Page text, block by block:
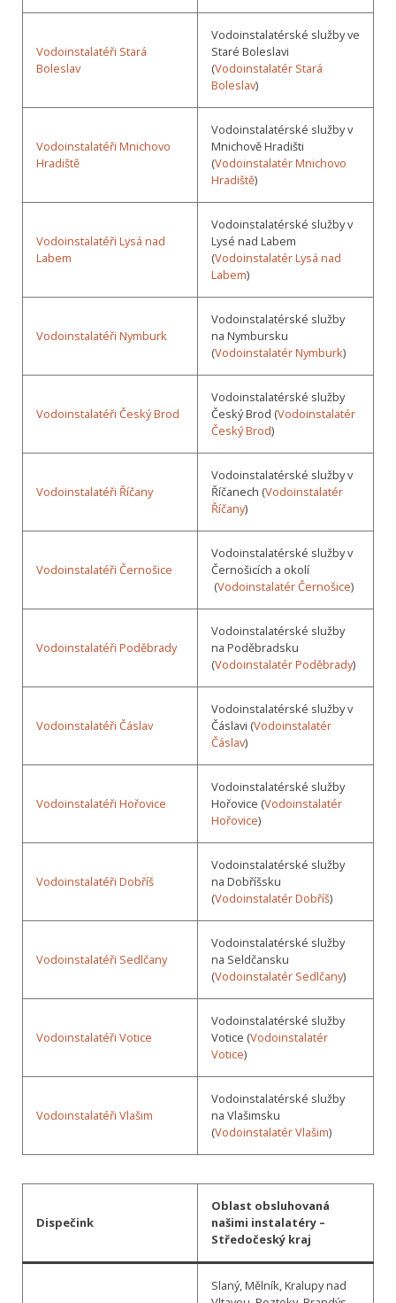
Vodoinstalatéři Stará
Boleslav
Vodoinstalatérské služby ve
Staré Boleslavi
(Vodoinstalatér Stará
Boleslav)
Vodoinstalatéři Mnichovo
Hradiště
Vodoinstalatérské služby v
Mnichově Hradišti
(Vodoinstalatér Mnichovo
Hradiště)
Vodoinstalatéři Lysá nad
Labem
Vodoinstalatérské služby v
Lysé nad Labem
(Vodoinstalatér Lysá nad
Labem)
Vodoinstalatéři Nymburk
Vodoinstalatérské služby
na Nymbursku
(Vodoinstalatér Nymburk)
Vodoinstalatéři Český Brod
Vodoinstalatérské služby
Český Brod (Vodoinstalatér
Český Brod)
Vodoinstalatéři Říčany
Vodoinstalatérské služby v
Říčanech (Vodoinstalatér
Říčany)
Vodoinstalatéři Černošice
Vodoinstalatérské služby v
Černošicích a okolí
(Vodoinstalatér Černošice)
Vodoinstalatéři Poděbrady
Vodoinstalatérské služby
na Poděbradsku
(Vodoinstalatér Poděbrady)
Vodoinstalatéři Čáslav
Vodoinstalatérské služby v
Čáslavi (Vodoinstalatér
Čáslav)
Vodoinstalatéři Hořovice
Vodoinstalatérské služby
Hořovice (Vodoinstalatér
Hořovice)
Vodoinstalatéři Dobříš
Vodoinstalatérské služby
na Dobříšsku
(Vodoinstalatér Dobříš)
Vodoinstalatéři Sedlčany
Vodoinstalatérské služby
na Seldčansku
(Vodoinstalatér Sedlčany)
Vodoinstalatéři Votice
Vodoinstalatérské služby
Votice (Vodoinstalatér
Votice)
Vodoinstalatéři Vlašim
Vodoinstalatérské služby
na Vlašimsku
(Vodoinstalatér Vlašim)
Dispečink
Oblast obsluhovaná
našimi instalatéry –
Středočeský kraj
Slaný, Mělník, Kralupy nad